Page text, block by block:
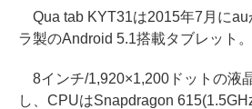
Qua tab KYT31は2015年7月にau
ラ製のAndroid 5.1搭載タブレット。
8インチ/1,920×1,200ドットの液
し、CPUはSnapdragon